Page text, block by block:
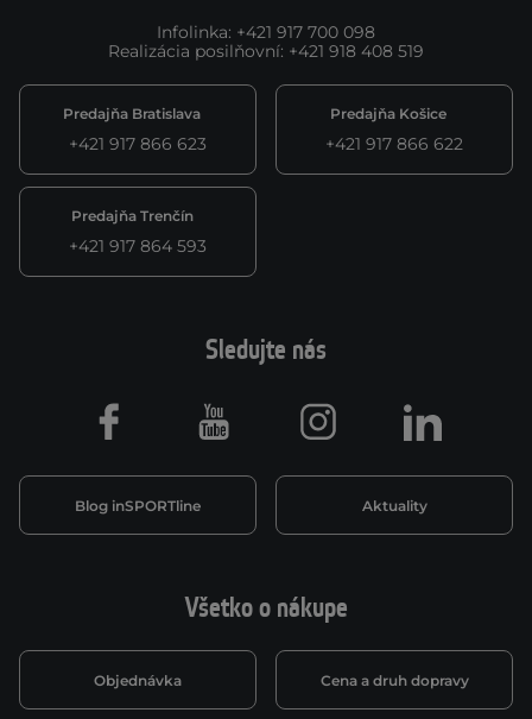
Infolinka: +421 917 700 098
Realizácia posilňovní: +421 918 408 519
Predajňa Bratislava
+421 917 866 623
Predajňa Košice
+421 917 866 622
Predajňa Trenčín
+421 917 864 593
Všetko o nákupe
Objednávka Cena a druh dopravy
Sledujte nás
Blog inSPORTline Aktuality
Facebook Youtube Instagram LinkedIn